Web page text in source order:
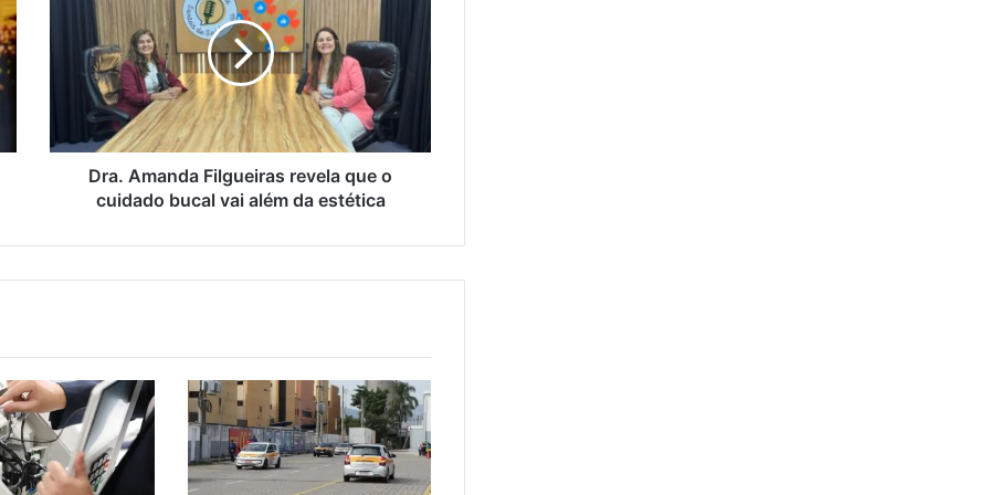
d
l
r
a
s
r
v
Dra. Amanda Filgueiras revela que o
cuidado bucal vai além da estética